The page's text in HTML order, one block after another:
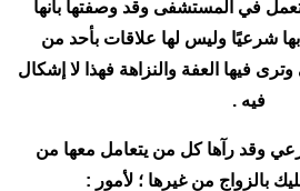
تعمل في المستشفى وقد وصفتها بأنها
شرعيًا وليس لها علاقات بأحد من
فيها العفة والنزاهة فهذا لا إشكال
فيه .
وقد رآها كل من يتعامل معها من
بالزواج من غيرها ؛ لأمور :